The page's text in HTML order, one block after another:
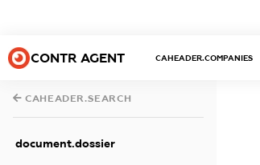
CONTR AGENT CAHEADER.COMPANIES
CAHEADER.SEARCH
document.dossier